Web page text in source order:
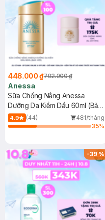
448.000 ₫702.000 ₫
Anessa
Sữa Chống Nắng Anessa
Dưỡng Da Kiềm Dầu 60ml (Bản
Mới)
4.9 (44)
481/tháng
35%
-39%